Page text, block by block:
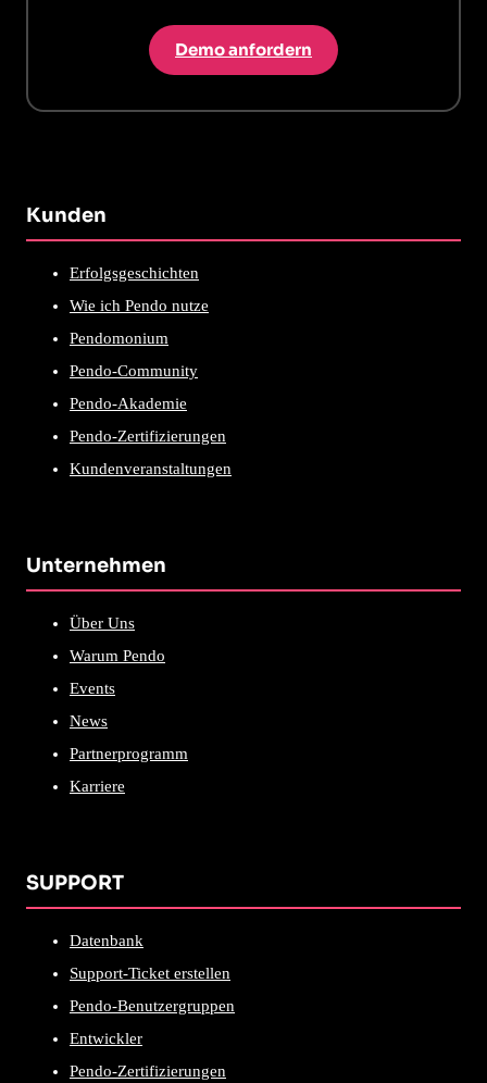
Demo anfordern
Kunden
Erfolgsgeschichten
Wie ich Pendo nutze
Pendomonium
Pendo-Community
Pendo-Akademie
Pendo-Zertifizierungen
Kundenveranstaltungen
Unternehmen
Über Uns
Warum Pendo
Events
News
Partnerprogramm
Karriere
SUPPORT
Datenbank
Support-Ticket erstellen
Pendo-Benutzergruppen
Entwickler
Pendo-Zertifizierungen